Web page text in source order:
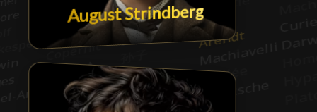
August Strindberg